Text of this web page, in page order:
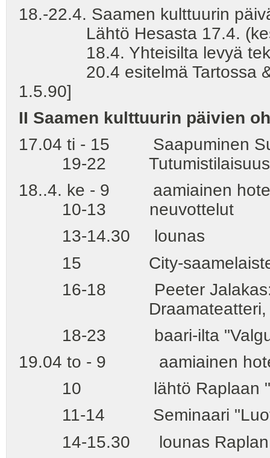
18.-22.4. Saamen kulttuurin
Lähtö Hesasta 17.4.
18.4. Yhteisilta levyä
20.4 esitelmä Tartossa & J.
1.5.90]
II Saamen kulttuurin päivien
17.04 ti - 15 Saapuminen
19-22 Tutumistilaisuus
18..4. ke - 9 aamiainen
10-13 neuvottelut
13-14.30 lounas
15 City-saamelaisten
16-18 Peeter Jalakas:
Draamateatteri,
18-23 baari-ilta
19.04 to - 9 aamiainen
10 lähtö Raplaan
11-14 Seminaari
14-15.30 lounas Raplan